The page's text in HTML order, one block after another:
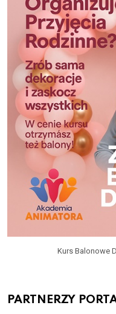
Kurs Balonowe
PARTNERZY